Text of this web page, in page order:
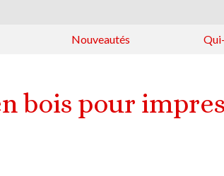
Nouveautés
bois pour